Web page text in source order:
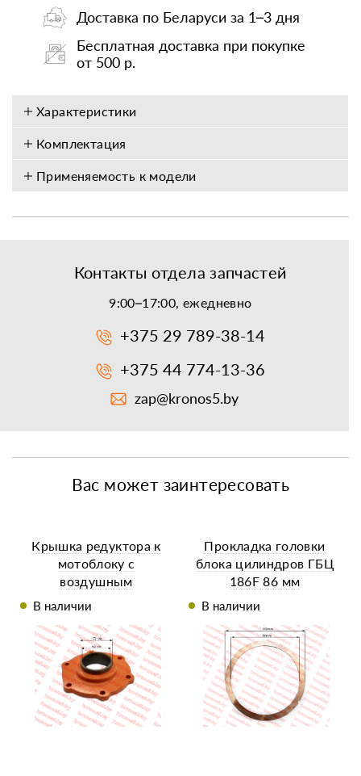
Доставка по Беларуси за 1–3 дня
Бесплатная доставка при покупке
от 500 р.
Характеристики
Комплектация
Применяемость к модели
Контакты отдела запчастей
9:00–17:00, ежедневно
+375 29 789-38-14
+375 44 774-13-36
zap@kronos5.by
Вас может заинтересовать
Крышка редуктора к
мотоблоку с
воздушным
В наличии
Прокладка головки
блока цилиндров ГБЦ
186F 86 мм
В наличии